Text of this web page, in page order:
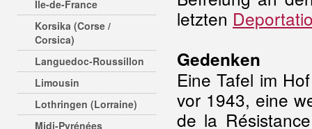
Île-de-France
Korsika (Corse /
Corsica)
Languedoc-Roussillon
Limousin
Lothringen (Lorraine)
Midi-Pyrénées
letzten
Gedenken
Eine Tafel im
vor 1943, eine
de la